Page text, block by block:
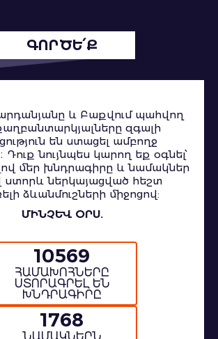
ԳՈՐԾԵ՛Ք
և Բաքվում պահվող
զգալի
են ստացել ամբողջ
նույնպես կարող եք օգնել՝
մեր խնդրագիրը և նամակներ
ստորև ներկայացված հեշտ
ձևանմուշների միջոցով:
ՄԻՆՉԵՎ ՕՐՍ.
10569
ՀԱՄԱԽՈՀՆԵՐԸ
ՍՏՈՐԱԳՐԵԼ ԵՆ
ԽՆԴՐԱԳԻՐԸ
1768